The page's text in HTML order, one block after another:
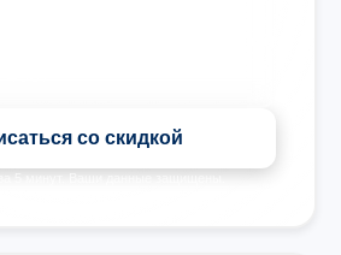
со скидкой
5 минут. Ваши данные защищены.